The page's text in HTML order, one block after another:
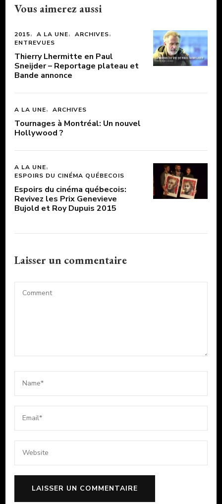
Vous aimerez aussi
2015 A LA UNE
ARCHIVES
ENTREVUES
Thierry Lhermitte en Paul
Sneijder – Reportage plateau et
Bande annonce
A LA UNE ARCHIVES
Tournages à Montréal: Un nouvel
Hollywood ?
A LA UNE
ESPOIRS DU CINÉMA QUÉBECOIS
Espoirs du cinéma québecois:
Revivez les Prix Genevieve
Bujold et Roy Dupuis 2015
Laisser un commentaire